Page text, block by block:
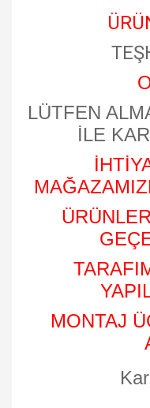
LÜTFEN
İLE
MONTAJ